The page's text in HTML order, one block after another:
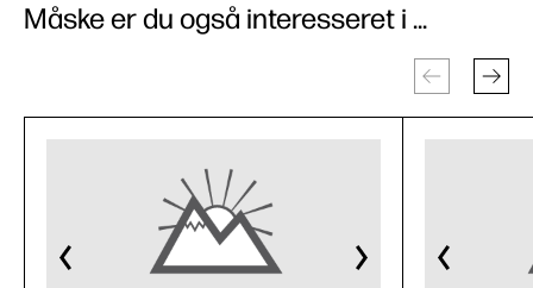
Måske er du også interesseret i ...